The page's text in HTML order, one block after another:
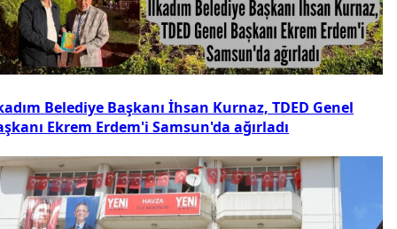
Belediye Başkanı İhsan Kurnaz, TDED Genel
Ekrem Erdem'i Samsun'da ağırladı